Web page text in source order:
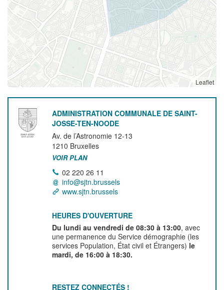
Leaflet
ADMINISTRATION COMMUNALE DE SAINT-
JOSSE-TEN-NOODE
Av. de l’Astronomie 12-13
1210 Bruxelles
VOIR PLAN
02 220 26 11
info@sjtn.brussels
www.sjtn.brussels
HEURES D'OUVERTURE
Du lundi au vendredi de 08:30 à 13:00, avec
une permanence du Service démographie (les
services Population, État civil et Étrangers) le
mardi, de 16:00 à 18:30.
RESTEZ CONNECTÉS !